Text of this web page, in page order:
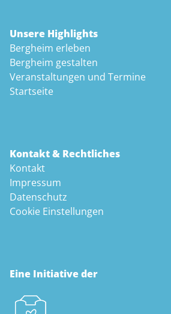
Unsere Highlights
Bergheim erleben
Bergheim gestalten
Veranstaltungen und Termine
Startseite
Kontakt & Rechtliches
Kontakt
Impressum
Datenschutz
Cookie Einstellungen
Eine Initiative der